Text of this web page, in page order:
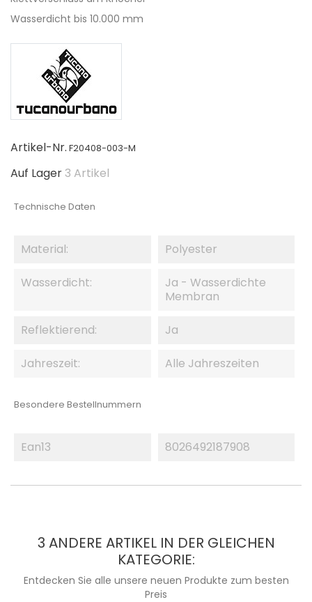
Wasserdicht bis 10.000 mm
Artikel-Nr. F20408-003-M
Auf Lager 3 Artikel
Technische Daten
Material: Polyester
Wasserdicht:
Ja - Wasserdichte
Membran
Reflektierend: Ja
Jahreszeit: Alle Jahreszeiten
Besondere Bestellnummern
Ean13 8026492187908
3 ANDERE ARTIKEL IN DER GLEICHEN
KATEGORIE:
Entdecken Sie alle unsere neuen Produkte zum besten
Preis